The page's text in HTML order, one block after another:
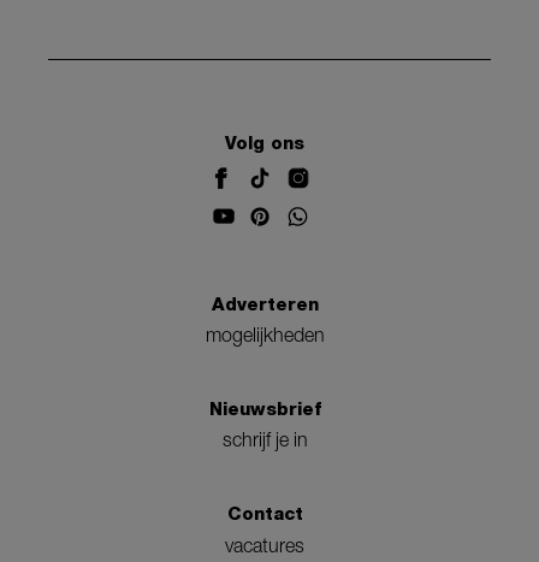
Volg ons
Adverteren
mogelijkheden
Nieuwsbrief
schrijf je in
Contact
vacatures